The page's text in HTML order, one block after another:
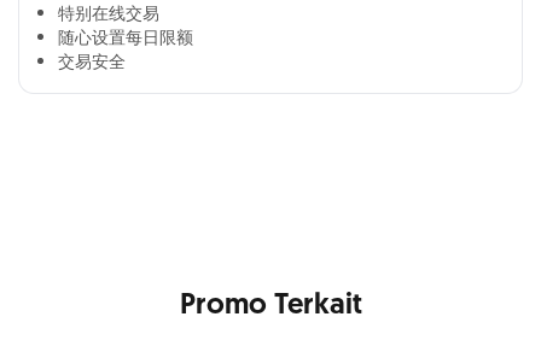
特别在线交易​
随心设置每日限额​
交易安全​
Cross Selling Banner Global
Promo Terkait